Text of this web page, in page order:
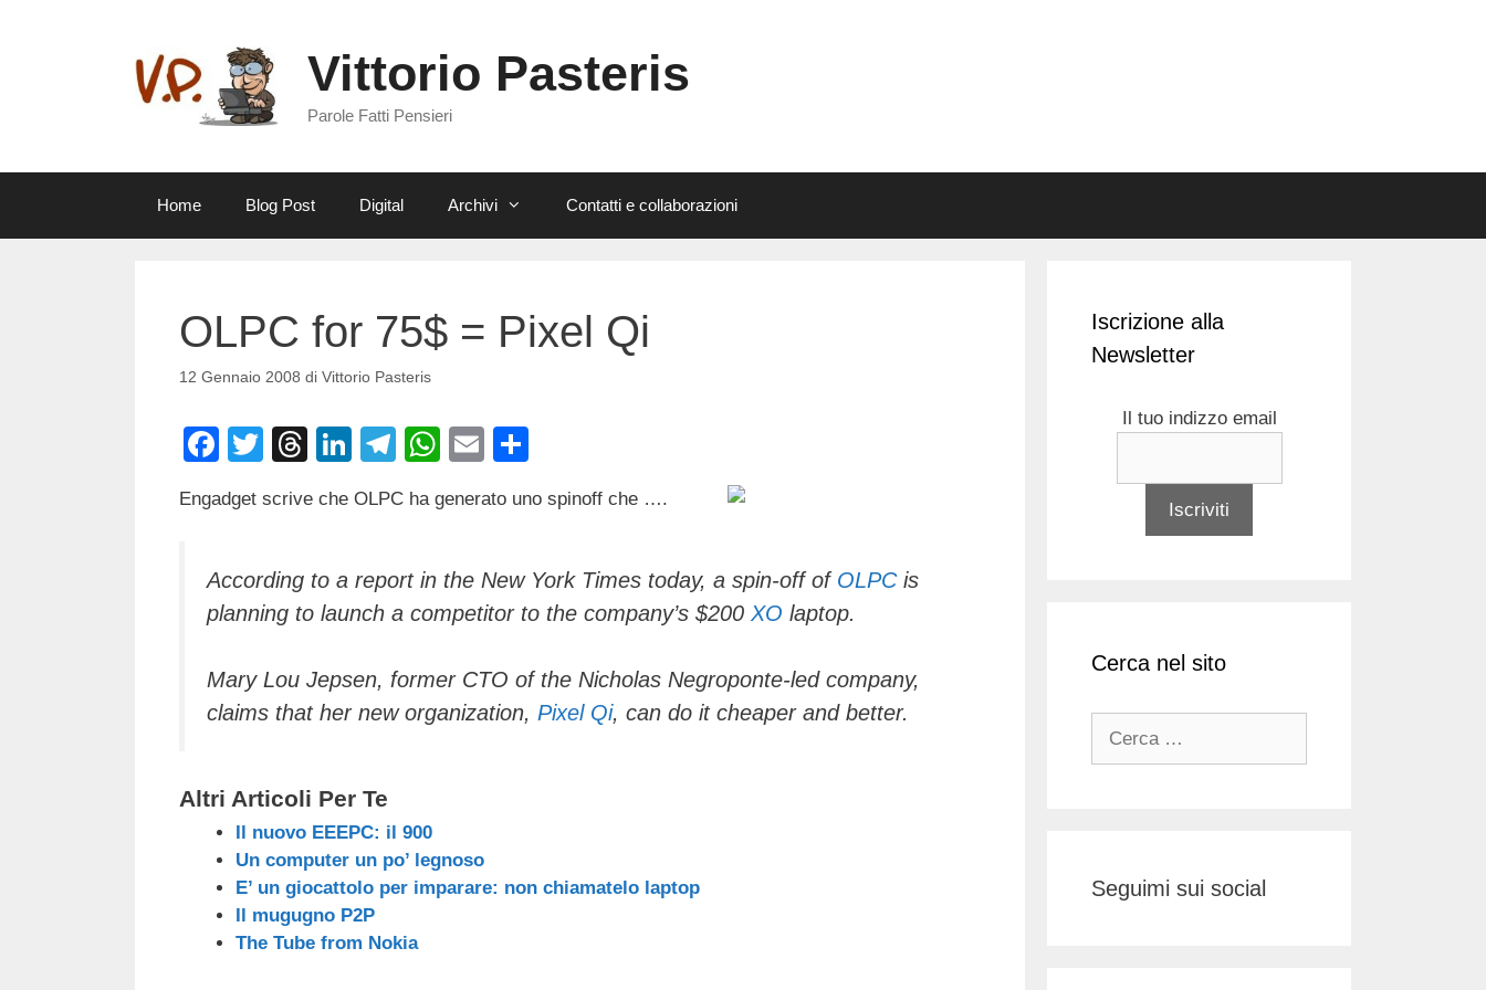
Vittorio Pasteris
Parole Fatti Pensieri
Home Blog Post Digital Archivi Contatti e collaborazioni
OLPC for 75$ = Pixel Qi
12 Gennaio 2008 di Vittorio Pasteris
F
c
b
o
k
T
tt
T
e
d
s
Li
k
dI
n
T
e
a
m
W
at
A
p
E
ail n
vi
di
Engadget scrive che OLPC ha generato uno spinoff che ….
According to a report in the New York Times today, a spin-off of OLPCis
planning to launch a competitor to the company’s $200 XO laptop.
Mary Lou Jepsen, former CTO of the Nicholas Negroponte-led company,
claims that her new organization, Pixel Qi, can do it cheaper and better.
Altri Articoli Per Te
Il nuovo EEEPC: il 900
Un computer un po’ legnoso
E’ un giocattolo per imparare: non chiamatelo laptop
Il mugugno P2P
The Tube from Nokia
Iscrizione alla
Newsletter
Il tuo indizzo email
Cerca nel sito
Seguimi sui social